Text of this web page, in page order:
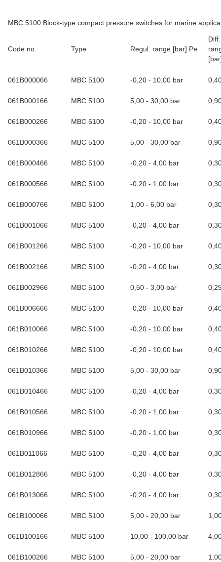
MBC 5100 Block-type compact pressure switches for marine
Code no. Type Regul. range [bar] Pe
061B000066 MBC 5100 -0,20 - 10,00 bar
061B000166 MBC 5100 5,00 - 30,00 bar
061B000266 MBC 5100 -0,20 - 10,00 bar
061B000366 MBC 5100 5,00 - 30,00 bar
061B000466 MBC 5100 -0,20 - 4,00 bar
061B000566 MBC 5100 -0,20 - 1,00 bar
061B000766 MBC 5100 1,00 - 6,00 bar
061B001066 MBC 5100 -0,20 - 4,00 bar
061B001266 MBC 5100 -0,20 - 10,00 bar
061B002166 MBC 5100 -0,20 - 4,00 bar
061B002966 MBC 5100 0,50 - 3,00 bar
061B006666 MBC 5100 -0,20 - 10,00 bar
061B010066 MBC 5100 -0,20 - 10,00 bar
061B010266 MBC 5100 -0,20 - 10,00 bar
061B010366 MBC 5100 5,00 - 30,00 bar
061B010466 MBC 5100 -0,20 - 4,00 bar
061B010566 MBC 5100 -0,20 - 1,00 bar
061B010966 MBC 5100 -0,20 - 1,00 bar
061B011066 MBC 5100 -0,20 - 4,00 bar
061B012866 MBC 5100 -0,20 - 4,00 bar
061B013066 MBC 5100 -0,20 - 4,00 bar
061B100066 MBC 5100 5,00 - 20,00 bar
061B100166 MBC 5100 10,00 - 100,00 bar
061B100266 MBC 5100 5,00 - 20,00 bar